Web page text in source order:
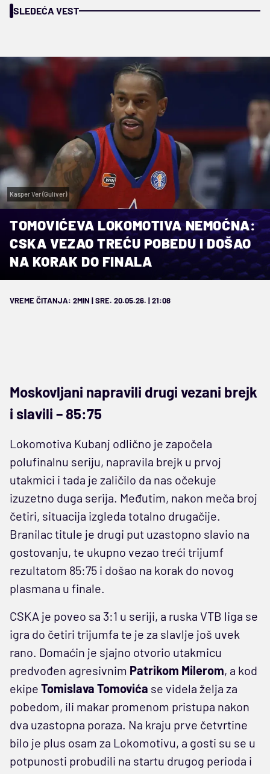
SLEDEĆA VEST
Kasper Ver (Guliver)
TOMOVIĆEVA LOKOMOTIVA NEMOĆNA:
CSKA VEZAO TREĆU POBEDU I DOŠAO
NA KORAK DO FINALA
VREME ČITANJA: 2MIN | SRE. 20.05.26. | 21:08
Moskovljani napravili drugi vezani brejk
i slavili – 85:75
Lokomotiva Kubanj odlično je započela
polufinalnu seriju, napravila brejk u prvoj
utakmici i tada je zaličilo da nas očekuje
izuzetno duga serija. Međutim, nakon meča broj
četiri, situacija izgleda totalno drugačije.
Branilac titule je drugi put uzastopno slavio na
gostovanju, te ukupno vezao treći trijumf
rezultatom 85:75 i došao na korak do novog
plasmana u finale.
CSKA je poveo sa 3:1 u seriji, a ruska VTB liga se
igra do četiri trijumfa te je za slavlje još uvek
rano. Domaćin je sjajno otvorio utakmicu
predvođen agresivnim Patrikom Milerom, a kod
ekipe Tomislava Tomovića se videla želja za
pobedom, ili makar promenom pristupa nakon
dva uzastopna poraza. Na kraju prve četvrtine
bilo je plus osam za Lokomotivu, a gosti su se u
potpunosti probudili na startu drugog perioda i